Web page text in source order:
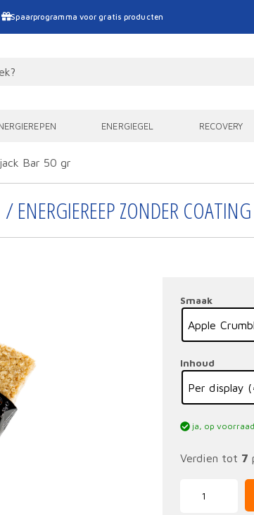
Spaarprogramma voor gratis producten
ENERGIEGEL RECOVERY
Bar 50 gr
/ ENERGIEREEP ZONDER COATING
Smaak
Apple
Inhoud
Per display
ja, op voorraad
Verdien tot 7